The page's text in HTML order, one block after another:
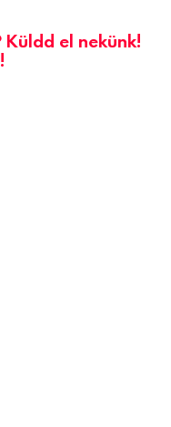
el nekünk!